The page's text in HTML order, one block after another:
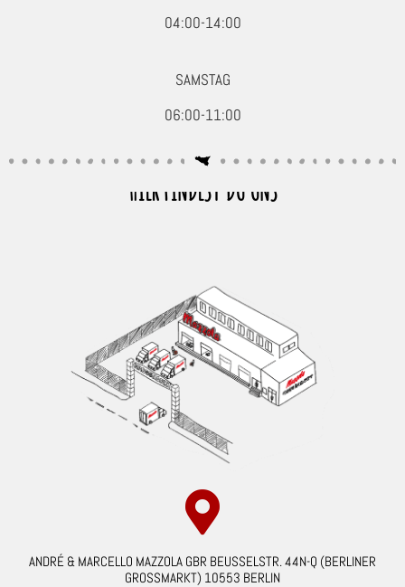
04:00-14:00
SAMSTAG
06:00-11:00
HIER FINDEST DU UNS
ANDRÉ & MARCELLO MAZZOLA GBR BEUSSELSTR. 44N-Q (BERLINER
GROSSMARKT) 10553 BERLIN